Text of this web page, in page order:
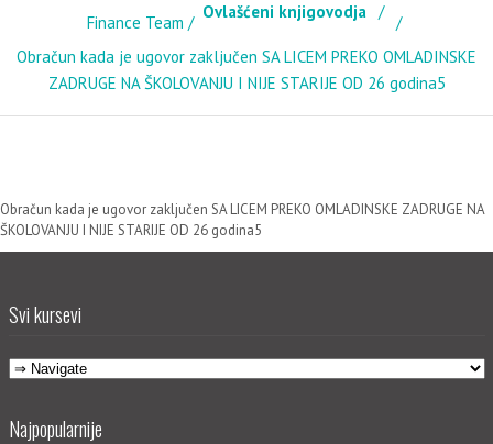
Finance Team
Ovlašćeni knjigovodja
Obračun kada je ugovor zaključen SA LICEM PREKO OMLADINSKE
ZADRUGE NA ŠKOLOVANJU I NIJE STARIJE OD 26 godina5
Obračun kada je ugovor zaključen SA LICEM PREKO OMLADINSKE ZADRUGE NA
ŠKOLOVANJU I NIJE STARIJE OD 26 godina5
Svi kursevi
Najpopularnije